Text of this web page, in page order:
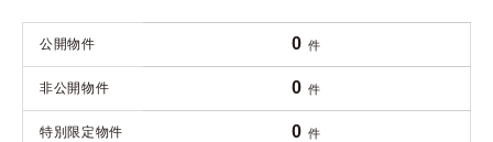
公開物件 0 件
非公開物件 0 件
特別限定物件 0 件